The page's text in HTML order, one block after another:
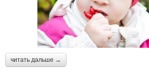
читать дальше →